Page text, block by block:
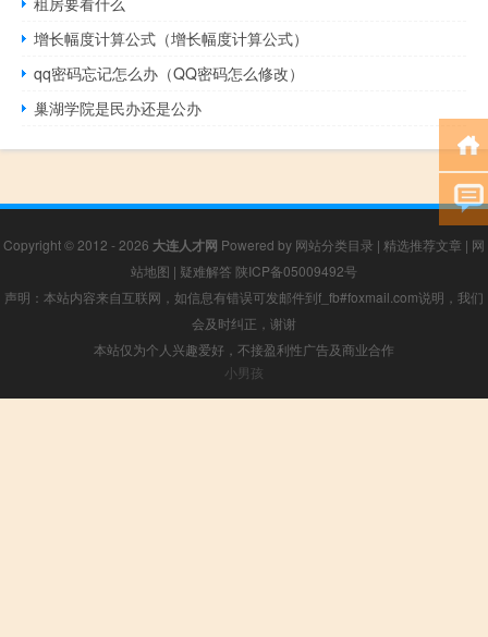
增长幅度计算公式（增长幅度计算公式）
qq密码忘记怎么办（QQ密码怎么修改）
巢湖学院是民办还是公办
Copyright © 2012 - 2026 大连人才网 Powered by 网站分类目录 | 精选推荐文章 | 网
站地图 | 疑难解答 陕ICP备05009492号
声明：本站内容来自互联网，如信息有错误可发邮件到f_fb#foxmail.com说明，我们
会及时纠正，谢谢
本站仅为个人兴趣爱好，不接盈利性广告及商业合作
小男孩